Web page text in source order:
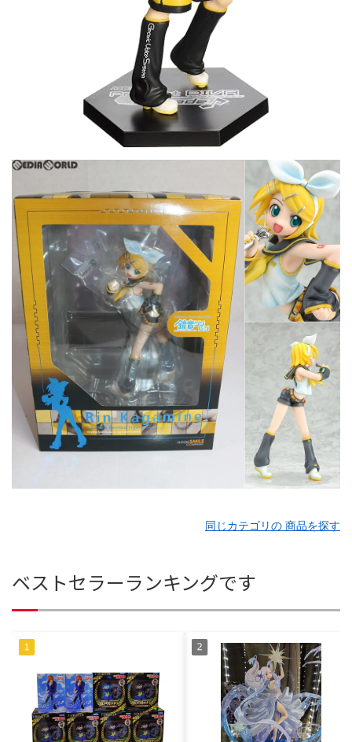
同じカテゴリの 商品を探す
ベストセラーランキングです